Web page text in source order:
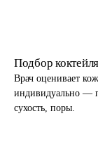
Подбор коктейля
Врач оценивает
индивидуально —
сухость, поры.